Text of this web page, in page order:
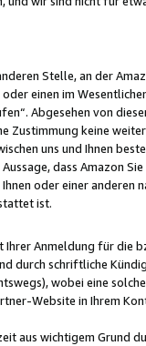
Stelle, an der
einen im
Abgesehen von
Zustimmung keine
uns und Ihnen
dass Amazon
oder einer
ist.
Anmeldung für die
durch schriftliche
wobei eine
Website in Ihrem
aus wichtigem Grund